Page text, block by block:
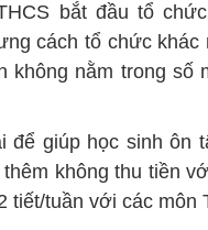
bắt đầu tổ
cách tổ chức
không nằm trong số
để giúp học sinh ôn
không thu tiền
tiết/tuần với các môn